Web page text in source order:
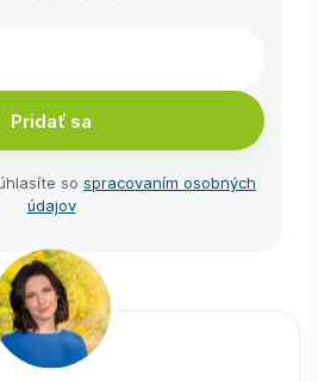
Pridať sa
so spracovaním osobných
údajov